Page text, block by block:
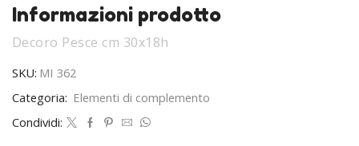
Informazioni prodotto
Decoro Pesce cm 30x18h
SKU: MI 362
Categoria: Elementi di complemento
Condividi: